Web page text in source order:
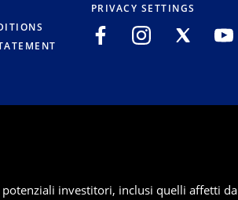
PRIVACY SETTINGS
investitori, inclusi quelli affetti da